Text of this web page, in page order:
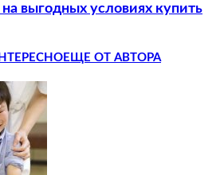
на выгодных условиях купить
ЕЩЕ ОТ АВТОРА